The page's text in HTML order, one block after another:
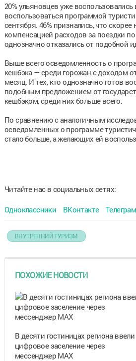
20% ульяновцев уже
воспользоваться программой
сентября. 46% признались, что скорее
компенсацией расходов за поездки
однозначно отказались от подобной
Выше всего осведомленность о
кешбэка — среди горожан с доходом
месяц. И тех, кто однозначно готов
подобным предложением от
кешбэком, среди них больше всего.
По сравнению с аналогичным
осведомленных о программе
стало больше, а желающих ей
Читайте нас в социальных сетях:
Одноклассники ВКонтакте Телеграм
ВНУТРЕННИЙ ТУРИЗМ
ПОХОЖИЕ НОВОСТИ
В десяти гостиницах региона ввели
цифровое заселение через
мессенджер MAX